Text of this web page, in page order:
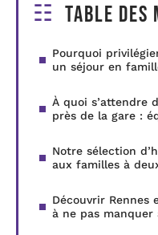
Table des
Pourquoi
un séjour en
À quoi s’attendre
près de la gare :
Notre sélection
aux familles à
Découvrir
à ne pas